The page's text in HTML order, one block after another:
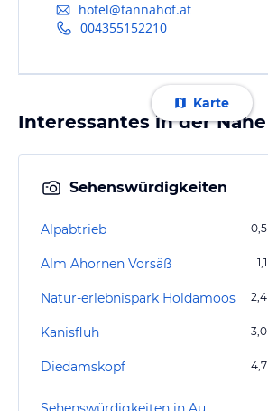
hotel@tannahof.at
004355152210
Karte
Interessantes in der Nähe
Sehenswürdigkeiten
Alpabtrieb 0,5
Alm Ahornen Vorsäß 1,1
Natur-erlebnispark Holdamoos 2,4
Kanisfluh 3,0
Diedamskopf 4,7